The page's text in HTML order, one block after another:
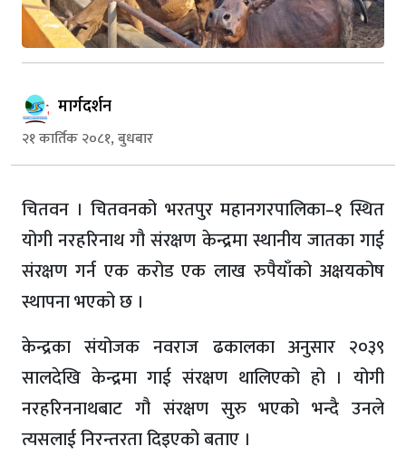
मार्गदर्शन
२१ कार्तिक २०८१, बुधबार
चितवन । चितवनको भरतपुर महानगरपालिका–१ स्थित
योगी नरहरिनाथ गौ संरक्षण केन्द्रमा स्थानीय जातका गाई
संरक्षण गर्न एक करोड एक लाख रुपैयाँको अक्षयकोष
स्थापना भएको छ ।
केन्द्रका संयोजक नवराज ढकालका अनुसार २०३९
सालदेखि केन्द्रमा गाई संरक्षण थालिएको हो । योगी
नरहरिननाथबाट गौ संरक्षण सुरु भएको भन्दै उनले
त्यसलाई निरन्तरता दिइएको बताए ।